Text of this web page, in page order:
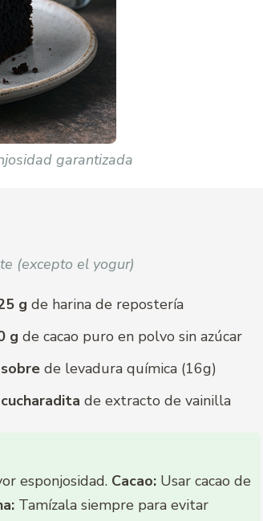
garantizada
(excepto el yogur)
g de harina de repostería
g de cacao puro en polvo sin azúcar
de levadura química (16g)
de extracto de vainilla
esponjosidad. Cacao: Usar cacao de
Tamízala siempre para evitar